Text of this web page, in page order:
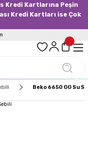
Kredi Kartlarına Peşin
Kredi Kartları ise Çok
Beko 6650 GG Su